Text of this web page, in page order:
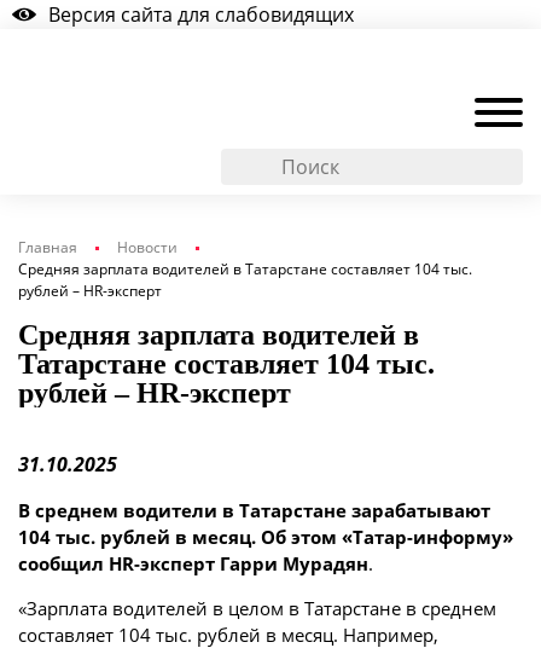
Версия сайта для слабовидящих
Главная
Новости
Средняя зарплата водителей в Татарстане составляет 104 тыс.
рублей – HR-эксперт
Средняя зарплата водителей в
Татарстане составляет 104 тыс.
рублей – HR-эксперт
31.10.2025
В среднем водители в Татарстане зарабатывают
104 тыс. рублей в месяц. Об этом «Татар-информу»
сообщил HR-эксперт Гарри Мурадян.
«Зарплата водителей в целом в Татарстане в среднем
составляет 104 тыс. рублей в месяц. Например,